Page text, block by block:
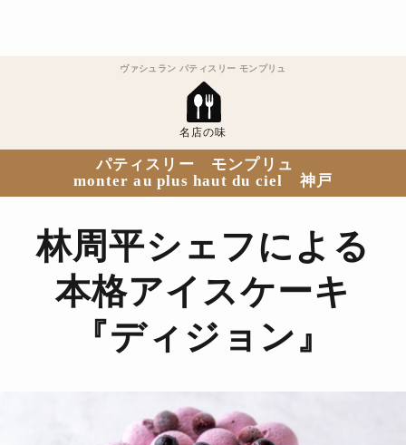
名店の味
ヴァシュラン パティスリー モンプリュ
パティスリー モンプリュ
monter au plus haut du ciel 神戸
林周平シェフによる
本格アイスケーキ
『ディジョン』